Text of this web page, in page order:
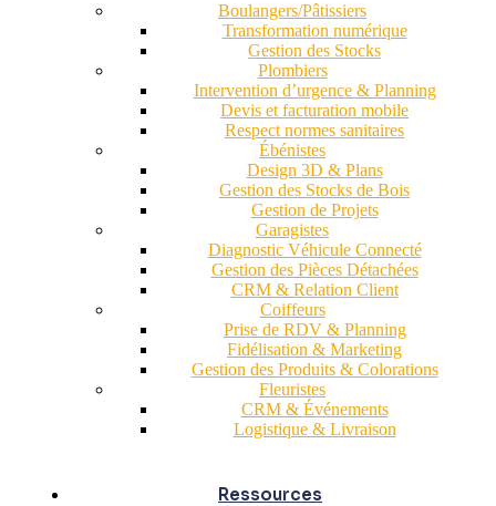
Boulangers/Pâtissiers
Transformation numérique
Gestion des Stocks
Plombiers
Intervention d’urgence & Planning
Devis et facturation mobile
Respect normes sanitaires
Ébénistes
Design 3D & Plans
Gestion des Stocks de Bois
Gestion de Projets
Garagistes
Diagnostic Véhicule Connecté
Gestion des Pièces Détachées
CRM & Relation Client
Coiffeurs
Prise de RDV & Planning
Fidélisation & Marketing
Gestion des Produits & Colorations
Fleuristes
CRM & Événements
Logistique & Livraison
Ressources